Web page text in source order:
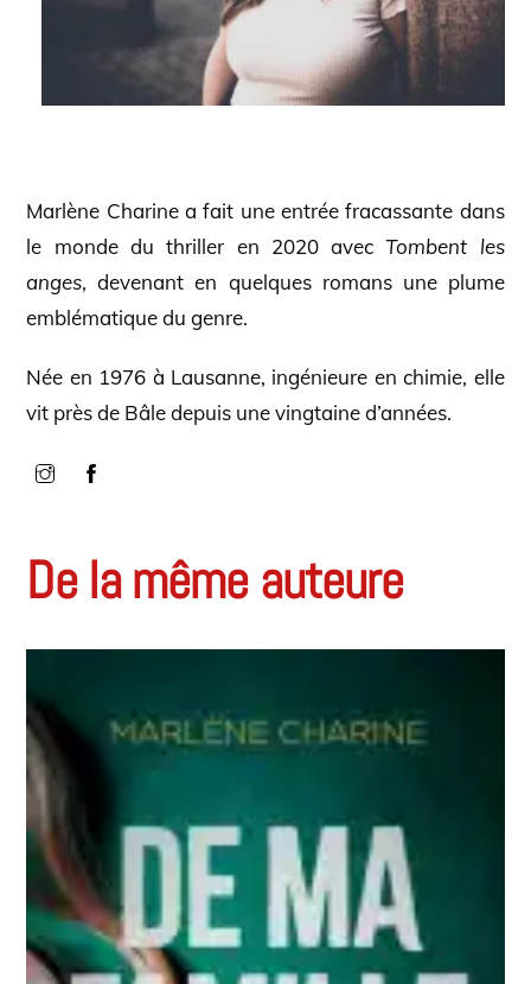
Marlène Charine a fait une entrée fracassante dans
le monde du thriller en 2020 avecTombent les
anges, devenant en quelques romans une plume
emblématique du genre.
Née en 1976 à Lausanne, ingénieure en chimie, elle
vit près de Bâle depuis une vingtaine d’années.
De la même auteure